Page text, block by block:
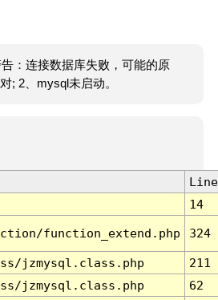
：连接数据库失败，可能的原
; 2、mysql未启动。
Line
14
function_extend.php 324
jzmysql.class.php
211
jzmysql.class.php
62